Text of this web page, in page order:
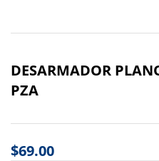
DESARMADOR
PZA
$69.00